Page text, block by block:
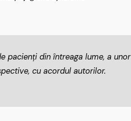
pacienți din întreaga lume, a unor
cu acordul autorilor.